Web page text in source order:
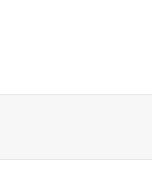
Harga Tembakau